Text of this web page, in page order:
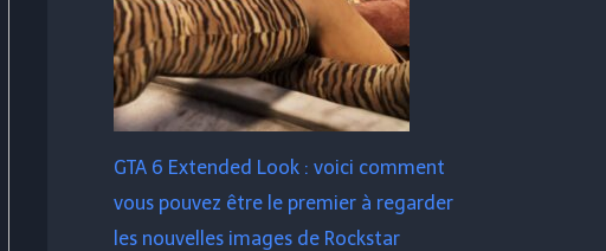
GTA 6 Extended Look : voici comment
vous pouvez être le premier à regarder
les nouvelles images de Rockstar